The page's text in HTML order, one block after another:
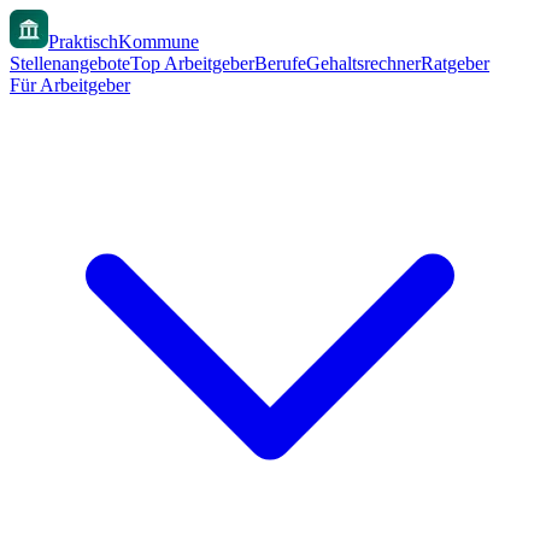
PraktischKommune
StellenangeboteTop ArbeitgeberBerufeGehaltsrechnerRatgeber
Für Arbeitgeber